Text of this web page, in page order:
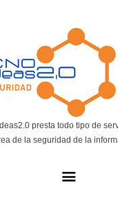
presta todo tipo de
de la seguridad de la
Noticias tecnológicas.